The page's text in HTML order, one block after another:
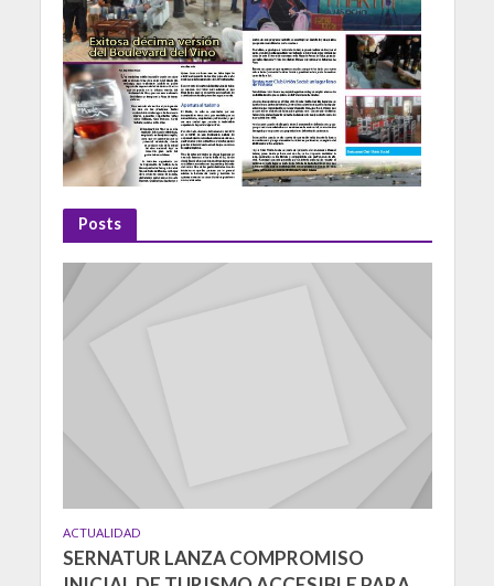
Posts
ACTUALIDAD
SERNATUR LANZA COMPROMISO